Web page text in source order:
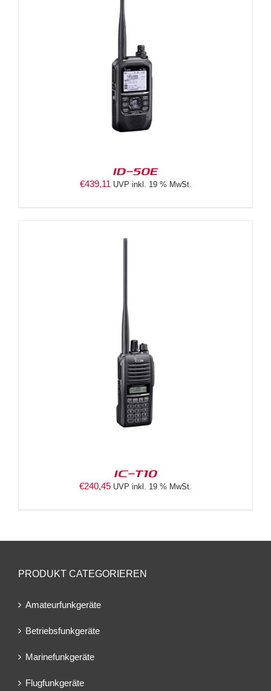
ID-50E
€439,11 UVP inkl. 19 % MwSt.
IC-T10
€240,45 UVP inkl. 19 % MwSt.
PRODUKT CATEGORIEREN
Amateurfunkgeräte
Betriebsfunkgeräte
Marinefunkgeräte
Flugfunkgeräte